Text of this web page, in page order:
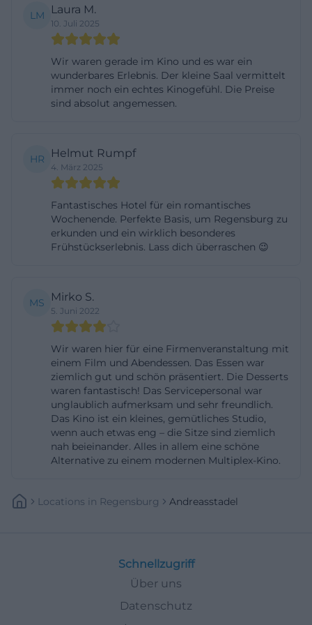
Regensburg so gut funktioniert: Man muss nicht
zwischen Kultur und Genuss wählen, sondern
bekommt beides an einem Ort. ([kuenstlerhaus-
andreasstadel.de](https://www.kuenstlerhaus-
andreasstadel.de/))
Praktisch sind vor allem die klar kommunizierten
Laut offizieller Kontaktseite ist das Ristorante
Akademiesalon montags bis samstags von 16.30 bis
23.00 Uhr geöffnet, sonntags von 11.30 bis 21.30 Uhr.
Reservierungen sollen telefonisch und innerhalb
der Öffnungszeiten erfolgen. Für die Suche nach
andreasstadel regensburg öffnungszeiten ist das
Hauszeiten für das gesamte Gebäude, sondern
führt die Zeiten je Nutzung getrennt auf. Genau
darin liegt der Charme des Andreasstadels:
Restaurant, Kino und Ausstellungen haben jeweils
ihren eigenen Rhythmus. Wer einen Tisch
reserviert oder einen Kinobesuch mit einem
Abendessen verbinden möchte, profitiert von
dieser klaren Struktur. So wird aus einem einfachen
Besuch schnell ein rundes Programm, das
besonders für Paare, Freundesgruppen oder Gäste
([kuenstlerhaus-andreasstadel.de]
Anfahrt, Maps und Parken am Andreasstadel
Die Suchanfragen andreasstadel regensburg maps
und andreasstadel regensburg zeigen, dass viele
Besucher zuerst die Lage verstehen wollen. Der
LM Laura M.
10. Juli 2025
Wir waren gerade im Kino und es war ein
wunderbares Erlebnis. Der kleine Saal vermittelt
immer noch ein echtes Kinogefühl. Die Preise
sind absolut angemessen.
HR Helmut Rumpf
4. März 2025
Fantastisches Hotel für ein romantisches
Wochenende. Perfekte Basis, um Regensburg zu
erkunden und ein wirklich besonderes
Frühstückserlebnis. Lass dich überraschen 😉
MS Mirko S.
5. Juni 2022
Wir waren hier für eine Firmenveranstaltung mit
einem Film und Abendessen. Das Essen war
ziemlich gut und schön präsentiert. Die Desserts
waren fantastisch! Das Servicepersonal war
unglaublich aufmerksam und sehr freundlich.
Das Kino ist ein kleines, gemütliches Studio,
wenn auch etwas eng – die Sitze sind ziemlich
nah beieinander. Alles in allem eine schöne
Alternative zu einem modernen Multiplex-Kino.
Locations In Regensburg Andreasstadel
Schnellzugriff
Über uns
Datenschutz